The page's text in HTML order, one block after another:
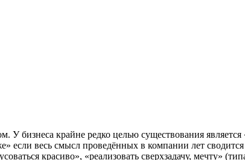
У бизнеса крайне редко целью существования
если весь смысл проведённых в компании лет
красиво», «реализовать сверхзадачу, мечту»